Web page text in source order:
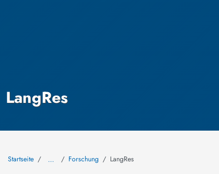
LangRes
Startseite … Forschung LangRes